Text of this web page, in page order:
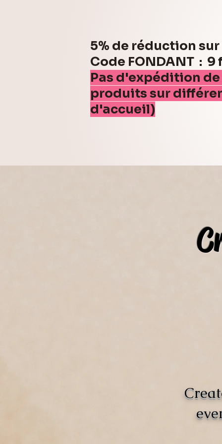
5% de réduction
Code FONDANT : 9
Pas d'expédition
produits sur
d'accueil)